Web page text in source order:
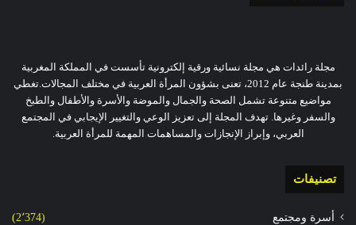
مجلة رائدات هي مجلة نسائية ورقية إلكترونية تأسست في المملكة المغربية
بمدينة طنجة عام 2012، تعنى بشؤون المرأة العربية في مختلف المجالات.تغطي
مواضيع متنوعة تشمل الصحة والجمال والموضة والأسرة والأطفال والطبخ
والسفر وغيرها. تهدف المجلة إلى تعزيز الوعي والتغيير الإيجابي في المجتمع
العربي، وإبراز الإنجازات والمساهمات المهمة للمرأة العربية.
تصنيفات
أسرة ومجتمع (2٬374)